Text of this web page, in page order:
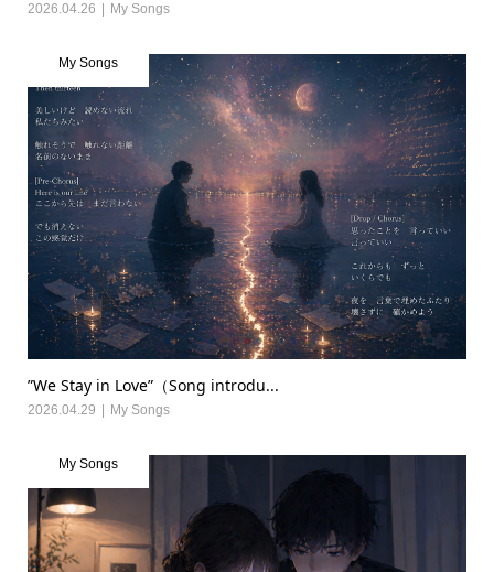
2026.04.26 My Songs
My Songs
”We Stay in Love”（Song introdu...
2026.04.29 My Songs
My Songs